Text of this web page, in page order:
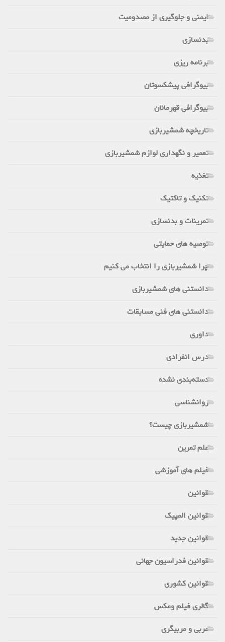
ایمنی و جلوگیری از مصدومیت
بدنسازی
برنامه ریزی
بیوگرافی پیشکسوتان
بیوگرافی قهرمانان
تاریخچه شمشیربازی
تعمیر و نگهداری لوازم شمشیربازی
تغذیه
تکنیک و تاکتیک
تمرینات و بدنسازی
توصیه های حمایتی
چرا شمشیربازی را انتخاب می کنیم
دانستنی های شمشیربازی
دانستنی های فنی مسابقات
داوری
درس انفرادی
دسته‌بندی نشده
روانشناسی
شمشیربازی چیست؟
علم تمرین
فیلم های آموزشی
قوانین
قوانین المپیک
قوانین جدید
قوانین فدراسیون جهانی
قوانین کشوری
گالری فیلم وعکس
مربی و مربیگری